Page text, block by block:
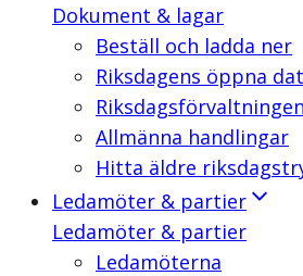
Dokument & lagar
Beställ och ladda ner
Riksdagens öppna
Allmänna handlingar
Hitta äldre
Ledamöter & partier
Ledamöter & partier
Ledamöterna